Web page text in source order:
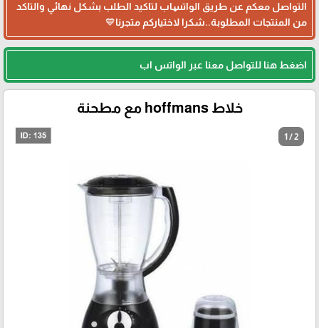
التواصل معكم عن طريق الواتساب لتاكيد الطلب بشكل نهائي والتاكد
من المنتجات المطلوبة..شكرا لاختياركم متجرنا💙
اضغط هنا للتواصل معنا عبر الواتس اب
خلاط hoffmans مع مطحنة
1 / 2